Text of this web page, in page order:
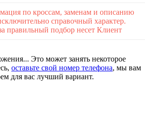
по кроссам, заменам и описанию
справочный характер.
правильный подбор несет Клиент
Это может занять некоторое
оставьте свой номер телефона, мы вам
для вас лучший вариант.